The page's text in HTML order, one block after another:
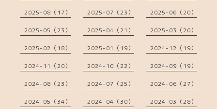
2025-08（17） 2025-07（23） 2025-06（20）
2025-05（23） 2025-04（21） 2025-03（20）
2025-02（18） 2025-01（19） 2024-12（19）
2024-11（20） 2024-10（22） 2024-09（19）
2024-08（23） 2024-07（25） 2024-06（27）
2024-05（34） 2024-04（30） 2024-03（28）